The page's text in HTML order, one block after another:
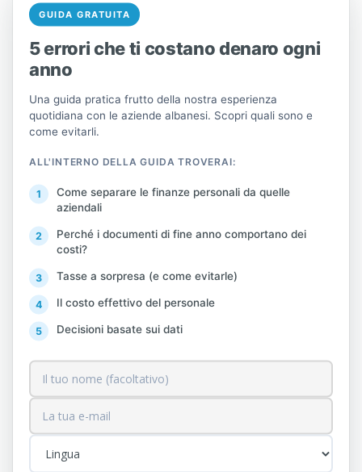
semplificata sul reddito e che non sono
soggetti passivi IVA.
il registro delle vendite, in cui vengono
registrate in ordine cronologico tutte
le vendite effettuate con una semplice
fattura fiscale, nonché il totale delle
vendite giornaliere effettuate con
scontrini fiscali;
il registro degli acquisti, nel quale
vengono registrati in ordine
cronologico tutti gli acquisti effettuati
con fattura fiscale, con IVA, o con
fattura semplificata;
il libro delle entrate e delle uscite;
GUIDA GRATUITA
5 errori che ti costano denaro ogni
anno
Una guida pratica frutto della nostra esperienza
quotidiana con le aziende albanesi. Scopri quali sono e
come evitarli.
ALL'INTERNO DELLA GUIDA TROVERAI:
Come separare le finanze personali da quelle
aziendali
Perché i documenti di fine anno comportano dei
costi?
Tasse a sorpresa (e come evitarle)
Il costo effettivo del personale
Decisioni basate sui dati